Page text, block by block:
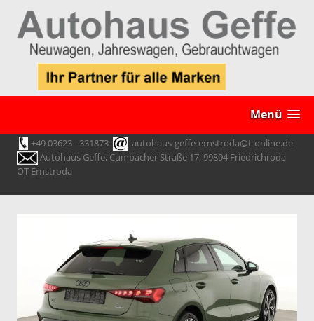
Menü
+49 03623 - 331873
autohaus-geffe-ernstroda@t-online.de
Autohaus Geffe, Cumbacher Straße 17, 99894 Friedrichroda
OT Ernstroda